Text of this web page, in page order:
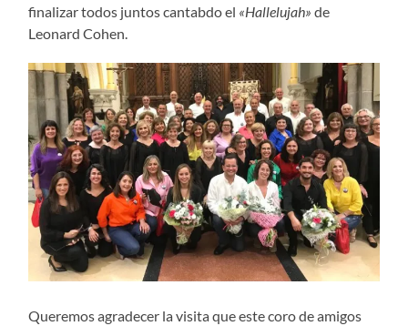
finalizar todos juntos cantabdo el «Hallelujah» de
Leonard Cohen.
Queremos agradecer la visita que este coro de amigos